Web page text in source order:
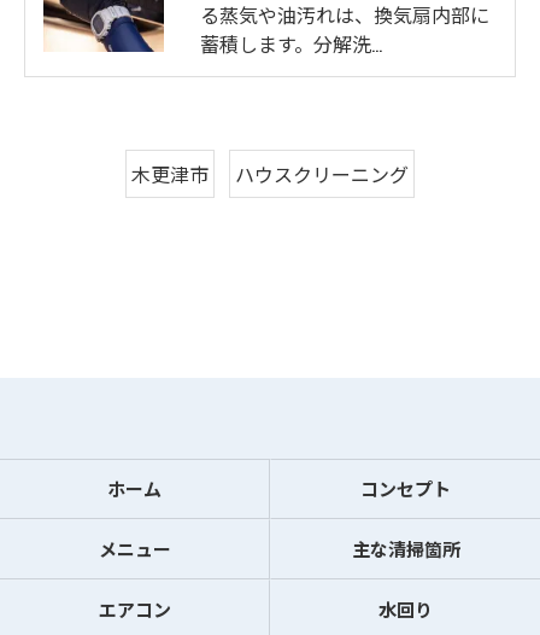
る蒸気や油汚れは、換気扇内部に
蓄積します。分解洗…
木更津市 ハウスクリーニング
ホーム コンセプト
メニュー 主な清掃箇所
エアコン 水回り